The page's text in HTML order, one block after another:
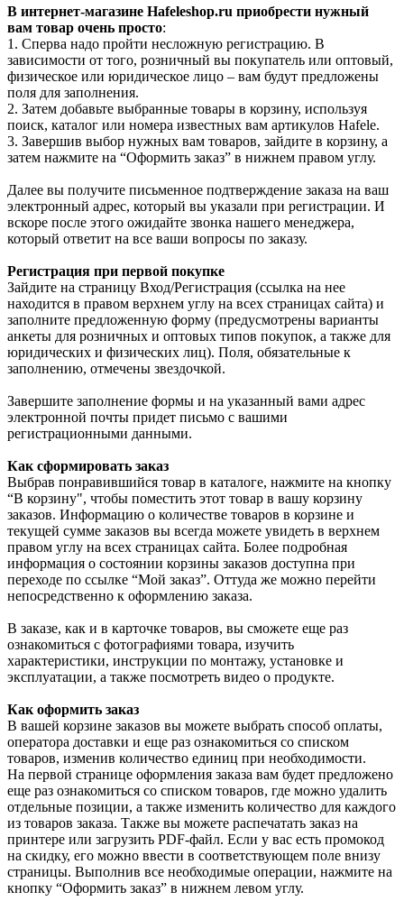
В интернет-магазине Hafeleshop.ru приобрести нужный
вам товар очень просто:
1. Сперва надо пройти несложную регистрацию. В
зависимости от того, розничный вы покупатель или оптовый,
физическое или юридическое лицо – вам будут предложены
поля для заполнения.
2. Затем добавьте выбранные товары в корзину, используя
поиск, каталог или номера известных вам артикулов Hafele.
3. Завершив выбор нужных вам товаров, зайдите в корзину, а
затем нажмите на “Оформить заказ” в нижнем правом углу.
Далее вы получите письменное подтверждение заказа на ваш
электронный адрес, который вы указали при регистрации. И
вскоре после этого ожидайте звонка нашего менеджера,
который ответит на все ваши вопросы по заказу.
Регистрация при первой покупке
Зайдите на страницу Вход/Регистрация (ссылка на нее
находится в правом верхнем углу на всех страницах сайта) и
заполните предложенную форму (предусмотрены варианты
анкеты для розничных и оптовых типов покупок, а также для
юридических и физических лиц). Поля, обязательные к
заполнению, отмечены звездочкой.
Завершите заполнение формы и на указанный вами адрес
электронной почты придет письмо с вашими
регистрационными данными.
Как сформировать заказ
Выбрав понравившийся товар в каталоге, нажмите на кнопку
“В корзину", чтобы поместить этот товар в вашу корзину
заказов. Информацию о количестве товаров в корзине и
текущей сумме заказов вы всегда можете увидеть в верхнем
правом углу на всех страницах сайта. Более подробная
информация о состоянии корзины заказов доступна при
переходе по ссылке “Мой заказ”. Оттуда же можно перейти
непосредственно к оформлению заказа.
В заказе, как и в карточке товаров, вы сможете еще раз
ознакомиться с фотографиями товара, изучить
характеристики, инструкции по монтажу, установке и
эксплуатации, а также посмотреть видео о продукте.
Как оформить заказ
В вашей корзине заказов вы можете выбрать способ оплаты,
оператора доставки и еще раз ознакомиться со списком
товаров, изменив количество единиц при необходимости.
На первой странице оформления заказа вам будет предложено
еще раз ознакомиться со списком товаров, где можно удалить
отдельные позиции, а также изменить количество для каждого
из товаров заказа. Также вы можете распечатать заказ на
принтере или загрузить PDF-файл. Если у вас есть промокод
на скидку, его можно ввести в соответствующем поле внизу
страницы. Выполнив все необходимые операции, нажмите на
кнопку “Оформить заказ” в нижнем левом углу.